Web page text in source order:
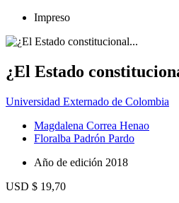
Impreso
¿El Estado
Universidad Externado de Colombia
Magdalena Correa Henao
Floralba Padrón Pardo
Año de edición 2018
USD $ 19,70